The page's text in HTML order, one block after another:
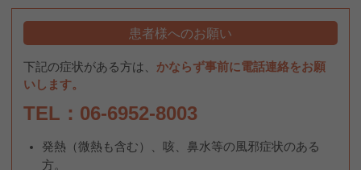
患者様へのお願い
下記の症状がある方は、かならず事前に電話連絡をお願
いします。
TEL：06-6952-8003
発熱（微熱も含む）、咳、鼻水等の風邪症状のある
方。